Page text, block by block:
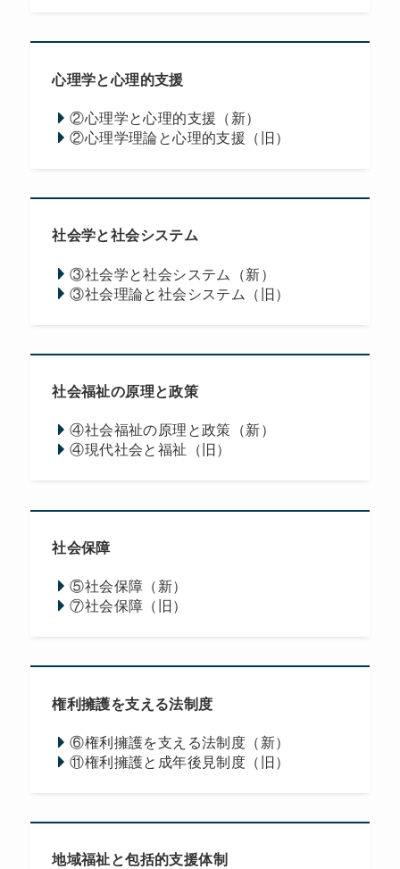
心理学と心理的支援
②心理学と心理的支援（新）
②心理学理論と心理的支援（旧）
社会学と社会システム
③社会学と社会システム（新）
③社会理論と社会システム（旧）
社会福祉の原理と政策
④社会福祉の原理と政策（新）
④現代社会と福祉（旧）
社会保障
⑤社会保障（新）
⑦社会保障（旧）
権利擁護を支える法制度
⑥権利擁護を支える法制度（新）
⑪権利擁護と成年後見制度（旧）
地域福祉と包括的支援体制